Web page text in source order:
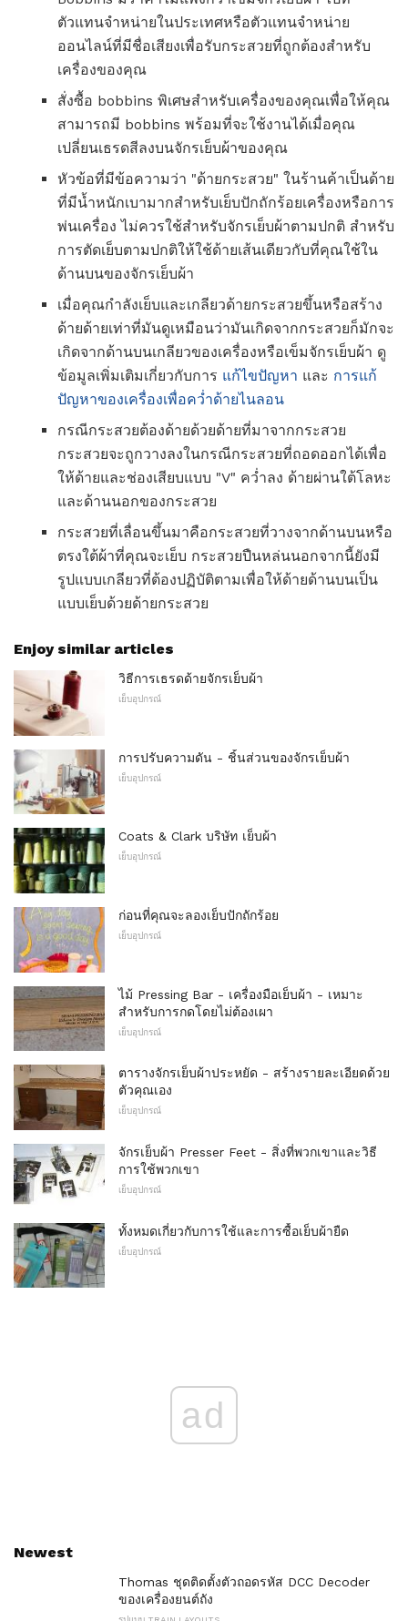
ตัวแทนจำหน่ายในประเทศหรือตัวแทนจำหน่าย
ออนไลน์ที่มีชื่อเสียงเพื่อรับกระสวยที่ถูกต้องสำหรับ
เครื่องของคุณ
สั่งซื้อ bobbins พิเศษสำหรับเครื่องของคุณเพื่อให้คุณ
สามารถมี bobbins พร้อมที่จะใช้งานได้เมื่อคุณ
เปลี่ยนเธรดสีลงบนจักรเย็บผ้าของคุณ
หัวข้อที่มีข้อความว่า "ด้ายกระสวย" ในร้านค้าเป็นด้าย
ที่มีน้ำหนักเบามากสำหรับเย็บปักถักร้อยเครื่องหรือการ
พ่นเครื่อง ไม่ควรใช้สำหรับจักรเย็บผ้าตามปกติ สำหรับ
การตัดเย็บตามปกติให้ใช้ด้ายเส้นเดียวกับที่คุณใช้ใน
ด้านบนของจักรเย็บผ้า
เมื่อคุณกำลังเย็บและเกลียวด้ายกระสวยขึ้นหรือสร้าง
ด้ายด้ายเท่าที่มันดูเหมือนว่ามันเกิดจากกระสวยก็มักจะ
เกิดจากด้านบนเกลียวของเครื่องหรือเข็มจักรเย็บผ้า ดู
ข้อมูลเพิ่มเติมเกี่ยวกับการ แก้ไขปัญหา และ การแก้
ปัญหาของเครื่องเพื่อคว่ำด้ายไนลอน
กรณีกระสวยต้องด้ายด้วยด้ายที่มาจากกระสวย
กระสวยจะถูกวางลงในกรณีกระสวยที่ถอดออกได้เพื่อ
ให้ด้ายและช่องเสียบแบบ "V" คว่ำลง ด้ายผ่านใต้โลหะ
และด้านนอกของกระสวย
กระสวยที่เลื่อนขึ้นมาคือกระสวยที่วางจากด้านบนหรือ
ตรงใต้ผ้าที่คุณจะเย็บ กระสวยปืนหล่นนอกจากนี้ยังมี
รูปแบบเกลียวที่ต้องปฏิบัติตามเพื่อให้ด้ายด้านบนเป็น
แบบเย็บด้วยด้ายกระสวย
Enjoy similar articles
วิธีการเธรดด้ายจักรเย็บผ้า
เย็บอุปกรณ์
การปรับความดัน - ชิ้นส่วนของจักรเย็บผ้า
เย็บอุปกรณ์
Coats & Clark บริษัท เย็บผ้า
เย็บอุปกรณ์
ก่อนที่คุณจะลองเย็บปักถักร้อย
เย็บอุปกรณ์
ไม้ Pressing Bar - เครื่องมือเย็บผ้า - เหมาะ
สำหรับการกดโดยไม่ต้องเผา
เย็บอุปกรณ์
ตารางจักรเย็บผ้าประหยัด - สร้างรายละเอียดด้วย
ตัวคุณเอง
เย็บอุปกรณ์
จักรเย็บผ้า Presser Feet - สิ่งที่พวกเขาและวิธี
การใช้พวกเขา
เย็บอุปกรณ์
ทั้งหมดเกี่ยวกับการใช้และการซื้อเย็บผ้ายืด
เย็บอุปกรณ์
ad
Newest
Thomas ชุดติดตั้งตัวถอดรหัส DCC Decoder
ของเครื่องยนต์ถัง